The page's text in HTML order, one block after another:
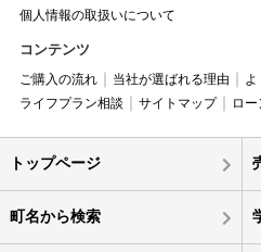
個人情報の取扱いについて
コンテンツ
ご購入の流れ 当社が選ばれる理由
ライフプラン相談
サイトマップ ロ
トップページ
町名から検索